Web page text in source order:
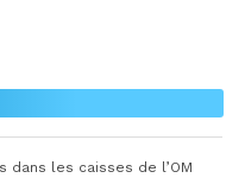
dans les caisses de l’OM